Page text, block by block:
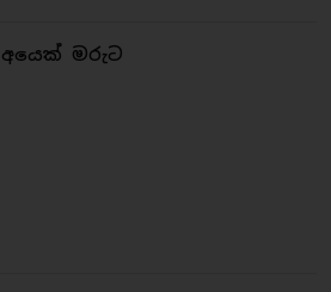
අයෙක් මරුට